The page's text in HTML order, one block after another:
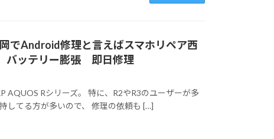
でAndroid修理と言えばスマホリペア西
ッテリー膨張 即日修理
AQUOS Rシリーズ。 特に、R2やR3のユーザーが多
してる方が多いので、 修理の依頼も […]